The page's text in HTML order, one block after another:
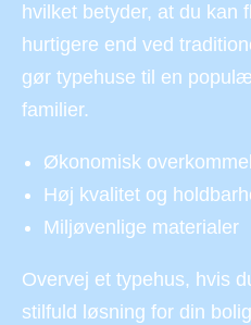
hvilket betyder, at du kan
hurtigere end ved
gør typehuse til en
familier.
Økonomisk
Høj kvalitet og
Miljøvenlige materialer
Overvej et typehus, hvis
stilfuld løsning for din